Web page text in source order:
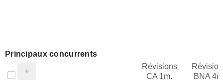
Principaux concurrents
Révisions
CA 1m.
BNA